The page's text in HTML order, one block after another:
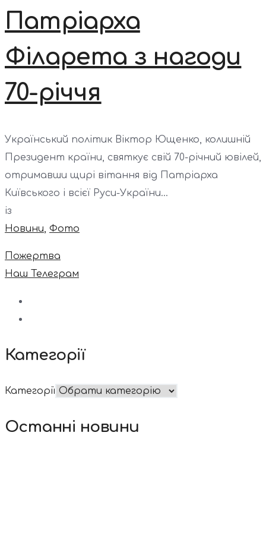
Патріарха
Філарета з нагоди
70-річчя
Український політик Віктор Ющенко, колишній
Президент країни, святкує свій 70-річний ювілей,
отримавши щирі вітання від Патріарха
Київського і всієї Руси-України...
із
Новини, Фото
Пожертва
Наш Телеграм
Категорії
Категорії
Останні новини